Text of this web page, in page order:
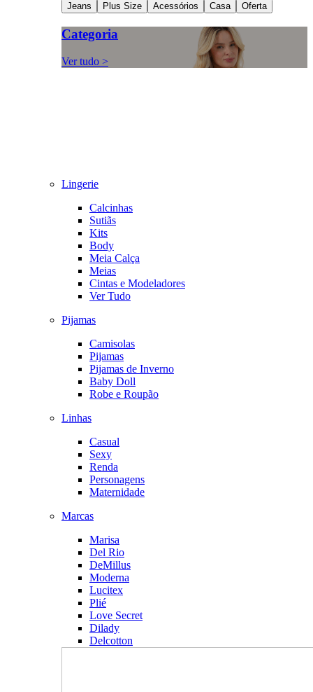
Jeans
Plus Size Acessórios Casa Oferta
Categoria
Ver tudo >
Lingerie
Calcinhas
Sutiãs
Kits
Body
Meia Calça
Meias
Cintas e Modeladores
Ver Tudo
Pijamas
Camisolas
Pijamas
Pijamas de Inverno
Baby Doll
Robe e Roupão
Linhas
Casual
Sexy
Renda
Personagens
Maternidade
Marcas
Marisa
Del Rio
DeMillus
Moderna
Lucitex
Plié
Love Secret
Dilady
Delcotton